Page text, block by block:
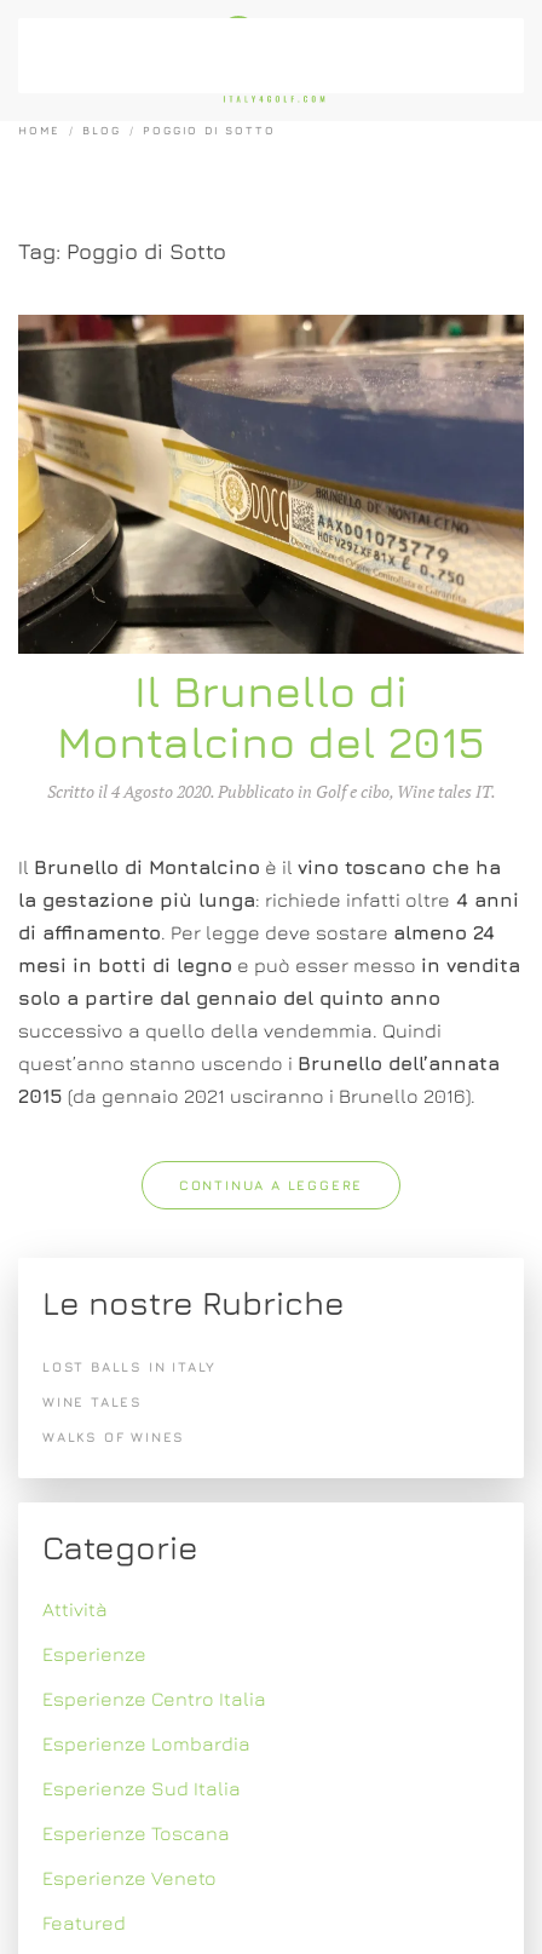
HOME BLOG POGGIO DI SOTTO
Tag: Poggio di Sotto
Il Brunello di
Montalcino del 2015
Scritto il4 Agosto 2020. Pubblicato in Golf e cibo, Wine tales IT.
Il Brunello di Montalcino è il vino toscano che ha
la gestazione più lunga: richiede infatti oltre 4 anni
di affinamento. Per legge deve sostare almeno 24
mesi in botti di legno e può esser messo in vendita
solo a partire dal gennaio del quinto anno
successivo a quello della vendemmia. Quindi
quest’anno stanno uscendo i Brunello dell’annata
2015 (da gennaio 2021 usciranno i Brunello 2016).
CONTINUA A LEGGERE
Le nostre Rubriche
LOST BALLS IN ITALY
WINE TALES
WALKS OF WINES
Categorie
Attività
Esperienze
Esperienze Centro Italia
Esperienze Lombardia
Esperienze Sud Italia
Esperienze Toscana
Esperienze Veneto
Featured